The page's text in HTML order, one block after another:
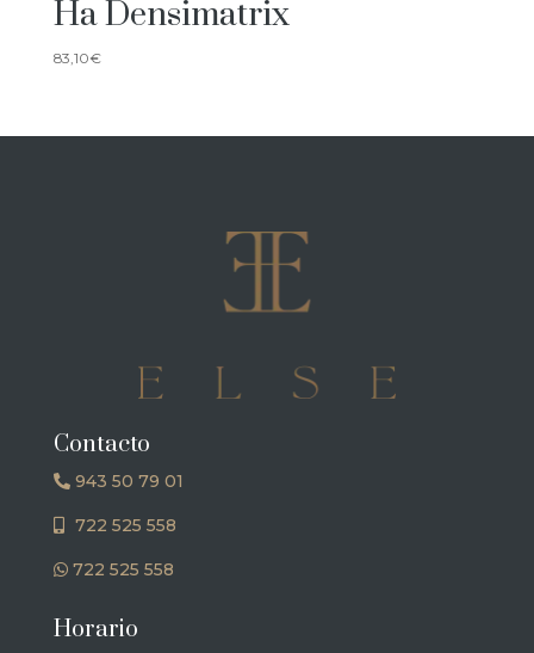
Ha Densimatrix
83,10€
Contacto
943 50 79 01
722 525 558
722 525 558
Horario